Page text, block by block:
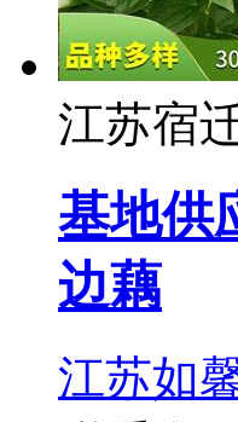
江苏宿
基地供
边藕
江苏如